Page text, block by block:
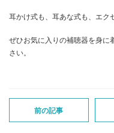
耳かけ式も、耳あな式も、エク
ぜひお気に入りの補聴器を身に
さい。
前の記事